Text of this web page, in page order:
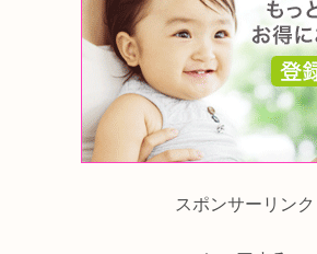
スポンサーリンク